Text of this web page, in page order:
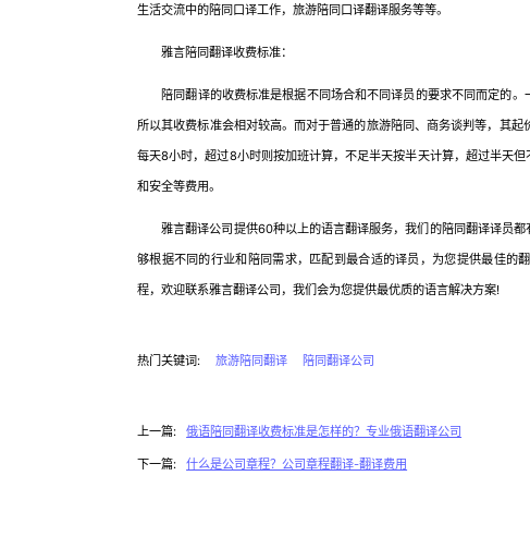
生活交流中的陪同口译工作，旅游陪同口译翻译服务等等。
雅言陪同翻译收费标准：
陪同翻译的收费标准是根据不同场合和不同译员的要求不同而定的。
所以其收费标准会相对较高。而对于普通的旅游陪同、商务谈判等，其
每天8小时，超过8小时则按加班计算，不足半天按半天计算，超过半天
和安全等费用。
雅言翻译公司提供60种以上的语言翻译服务，我们的陪同翻译译员都
够根据不同的行业和陪同需求，匹配到最合适的译员，为您提供最佳的
程，欢迎联系雅言翻译公司，我们会为您提供最优质的语言解决方案!
热门关键词: 旅游陪同翻译 陪同翻译公司
上一篇: 俄语陪同翻译收费标准是怎样的？专业俄语翻译公司
下一篇: 什么是公司章程？公司章程翻译-翻译费用